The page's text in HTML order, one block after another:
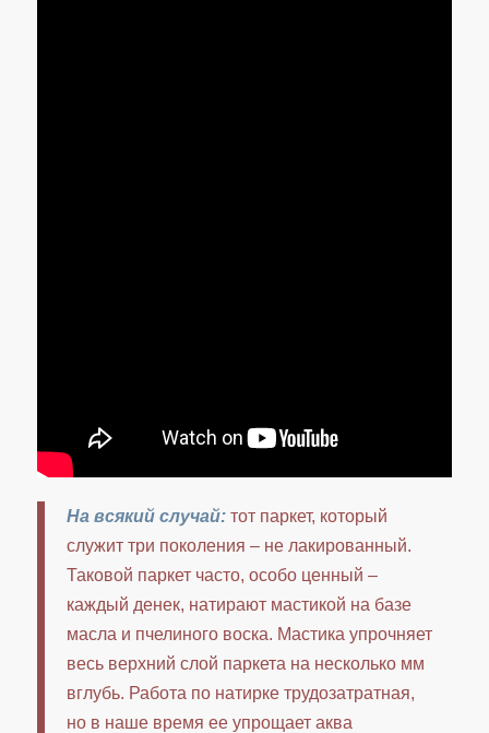
На всякий случай: тот паркет, который
служит три поколения – не лакированный.
Таковой паркет часто, особо ценный –
каждый денек, натирают мастикой на базе
масла и пчелиного воска. Мастика упрочняет
весь верхний слой паркета на несколько мм
вглубь. Работа по натирке трудозатратная,
но в наше время ее упрощает аква